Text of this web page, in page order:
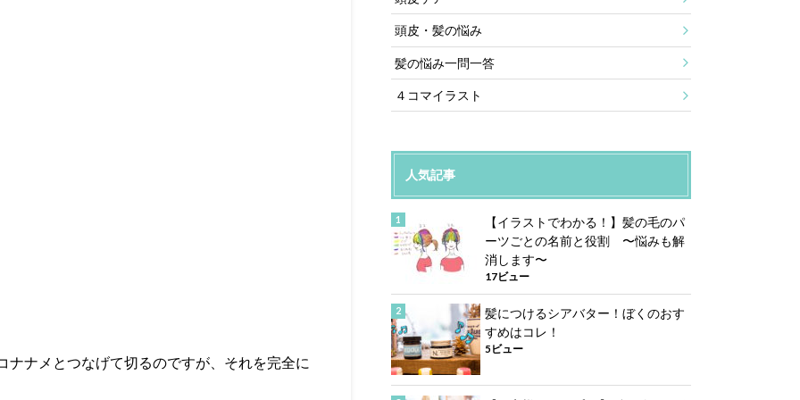
ナメとつなげて切るのですが、それを完全に
頭皮・髪の悩み
髪の悩み一問一答
４コマイラスト
人気記事
【イラストでわかる！】髪の毛のパ
ーツごとの名前と役割 〜悩みも解
消します〜
17ビュー
髪につけるシアバター！ぼくのおす
すめはコレ！
5ビュー